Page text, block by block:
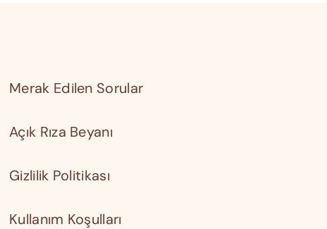
Merak Edilen Sorular
Açık Rıza Beyanı
Gizlilik Politikası
Kullanım Koşulları